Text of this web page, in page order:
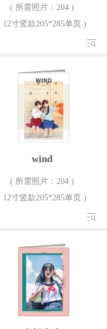
( 所需照片：204 )
12寸竖款205*285单页 )
wind
( 所需照片：204 )
12寸竖款205*285单页 )